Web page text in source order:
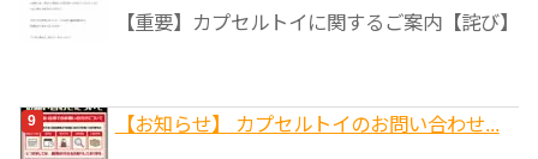
【重要】カプセルトイに関するご案内【詫び】
【お知らせ】 カプセルトイのお問い合わせ...